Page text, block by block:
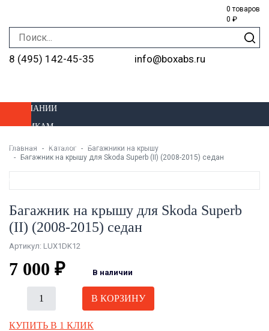
0 товаров
0 ₽
8 (495) 142-45-35 info@boxabs.ru
О КОМПАНИИ
ОПТОВИКАМ
ДОСТАВКА И ОПЛАТА
УСТАНОВКА
Главная Каталог
Багажники на крышу
Багажник на крышу для Skoda Superb (II) (2008-2015) седан
Багажник на крышу для Skoda Superb
(II) (2008-2015) седан
Артикул: LUX1DK12
7 000 ₽ В наличии
В КОРЗИНУ
КУПИТЬ В 1 КЛИК